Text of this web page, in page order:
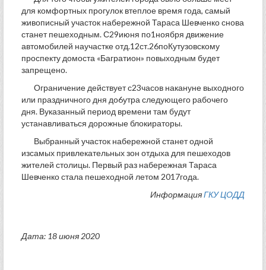
для комфортных прогулок втеплое время года, самый
живописный участок набережной Тараса Шевченко снова
станет пешеходным. С29июня по1ноября движение
автомобилей научастке отд.12ст.26поКутузовскому
проспекту домоста «Багратион» повыходным будет
запрещено.
Ограничение действует с23часов накануне выходного
или праздничного дня до6утра следующего рабочего
дня. Вуказанный период времени там будут
устанавливаться дорожные блокираторы.
Выбранный участок набережной станет одной
изсамых привлекательных зон отдыха для пешеходов
жителей столицы. Первый раз набережная Тараса
Шевченко стала пешеходной летом 2017года.
ИнформацияГКУ ЦОДД
Дата: 18 июня 2020